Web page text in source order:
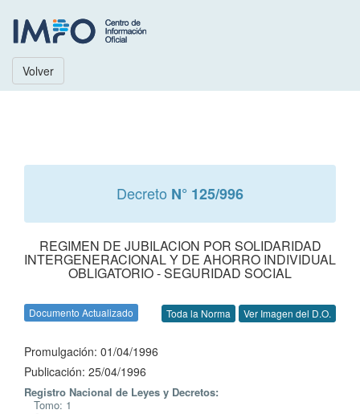
Volver
Decreto N° 125/996
REGIMEN DE JUBILACION POR SOLIDARIDAD
INTERGENERACIONAL Y DE AHORRO INDIVIDUAL
OBLIGATORIO - SEGURIDAD SOCIAL
Documento Actualizado Toda la Norma Ver Imagen del D.O.
Promulgación: 01/04/1996
Publicación: 25/04/1996
Registro Nacional de Leyes y Decretos:
Tomo: 1